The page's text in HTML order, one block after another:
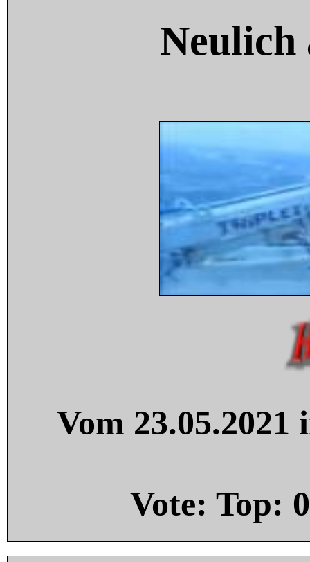
Neulich
Vom
Vote: Top: 0